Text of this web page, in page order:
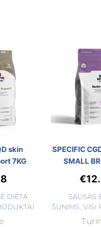
skin
7KG
DIETA
SPECIFIC
SMALL
€
SAUSAS
ŠUNIMS, VISI